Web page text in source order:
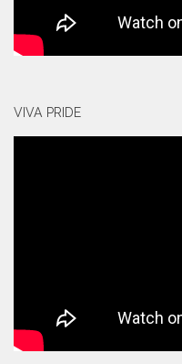
VIVA PRIDE